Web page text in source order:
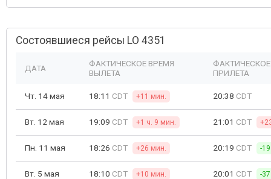
Состоявшиеся рейсы LO 4351
ДАТА
ФАКТИЧЕСКОЕ ВРЕМЯ
ВЫЛЕТА
ПРИЛЕТА
Чт. 14 мая 18:11 CDT +11 мин. 20:38 CDT
Вт. 12 мая 19:09 CDT +1 ч. 9 мин. 21:01 CDT
Пн. 11 мая 18:26 CDT +26 мин. 20:19 CDT -
Вт. 5 мая 18:10 CDT +10 мин. 20:01 CDT -